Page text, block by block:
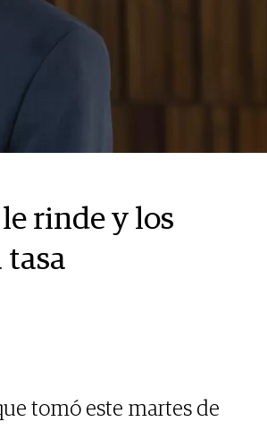
rinde y los
tasa
tomó este martes de